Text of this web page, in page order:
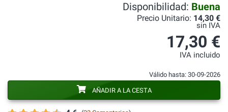
Disponibilidad: Buena
Precio Unitario: 14,30 €
sin IVA
17,30 €
IVA incluido
Válido hasta: 30-09-2026
AÑADIR A LA CESTA